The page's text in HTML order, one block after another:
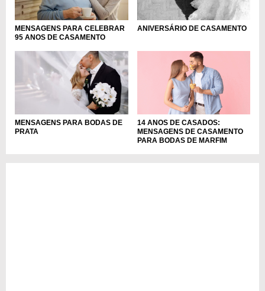
MENSAGENS PARA CELEBRAR
95 ANOS DE CASAMENTO
ANIVERSÁRIO DE CASAMENTO
MENSAGENS PARA BODAS DE
PRATA
14 ANOS DE CASADOS:
MENSAGENS DE CASAMENTO
PARA BODAS DE MARFIM